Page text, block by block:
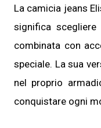
La camicia jeans
significa
combinata con
speciale. La sua
nel proprio
conquistare ogni